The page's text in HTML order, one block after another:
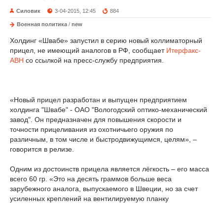
Силовик 3-04-2015, 12:45 884
Военная политика / new
Холдинг «Швабе» запустил в серию новый коллиматорный
прицел, не имеющий аналогов в РФ, сообщает Итерфакс-
АВН со ссылкой на пресс-службу предприятия.
«Новый прицел разработан и выпущен предприятием
холдинга "Швабе" - ОАО "Вологодский оптико-механический
завод". Он предназначен для повышения скорости и
точности прицеливания из охотничьего оружия по
различным, в том числе и быстродвижущимся, целям», –
говорится в релизе.
Одним из достоинств прицела является лёгкость – его масса
всего 60 гр. «Это на десять граммов больше веса
зарубежного аналога, выпускаемого в Швеции, но за счет
усиленных креплений на вентилируемую планку